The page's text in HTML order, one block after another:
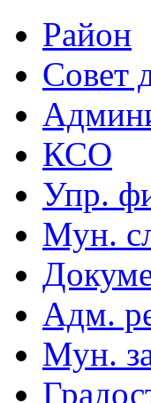
Район
Совет
КСО
Упр.
Мун.
Адм.
Мун.